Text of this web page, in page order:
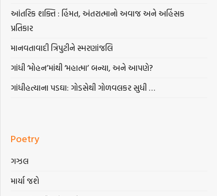
આંતરિક શક્તિ : હિંમત, અંતરાત્માનો અવાજ અને અહિંસક
પ્રતિકાર
માનવતાવાદી ત્રિપુટીને સ્મરણાંજલિ
ગાંધી ‘મોહન’માંથી ‘મહાત્મા’ બન્યા, અને આપણે?
ગાંધીહત્યાના પડઘા: ગોડસેથી ગોળવલકર સુધી …
Poetry
ગઝલ
માર્યા જશે